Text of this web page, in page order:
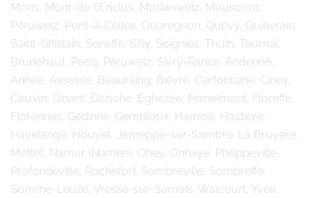
Mons, Mont-de-l’Enclus, Morlanwelz, Mouscron,
Péruwelz, Pont-à-Celles, Quaregnon, Quévy, Quiévrain,
Saint-Ghislain, Seneffe, Silly, Soignies, Thuin, Tournai,
Brunehaut, Pecq, Péruwelz, Sivry-Rance. Andenne,
Anhée, Assesse, Beauraing, Bièvre, Cerfontaine, Ciney,
Couvin, Dinant, Doische, Éghezée, Fernelmont, Floreffe,
Florennes, Gedinne, Gembloux, Hamois, Hastière,
Havelange, Houyet, Jemeppe-sur-Sambre, La Bruyère,
Mettet, Namur (Namen), Ohey, Onhaye, Philippeville,
Profondeville, Rochefort, Sambreville, Sombreffe,
Somme-Leuze, Vresse-sur-Semois, Walcourt, Yvoir,